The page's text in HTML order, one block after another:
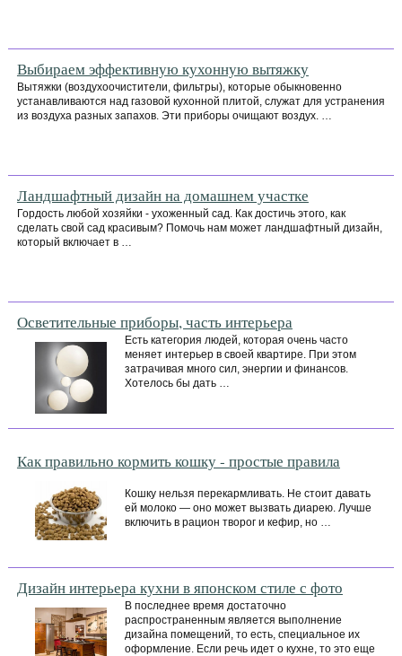
Выбираем эффективную кухонную вытяжку
Вытяжки (воздухоочистители, фильтры), которые обыкновенно
устанавливаются над газовой кухонной плитой, служат для устранения
из воздуха разных запахов. Эти приборы очищают воздух. …
Ландшафтный дизайн на домашнем участке
Гордость любой хозяйки - ухоженный сад. Как достичь этого, как
сделать свой сад красивым? Помочь нам может ландшафтный дизайн,
который включает в …
Осветительные приборы, часть интерьера
Есть категория людей, которая очень часто
меняет интерьер в своей квартире. При этом
затрачивая много сил, энергии и финансов.
Хотелось бы дать …
Как правильно кормить кошку - простые правила
Кошку нельзя перекармливать. Не стоит давать
ей молоко — оно может вызвать диарею. Лучше
включить в рацион творог и кефир, но …
Дизайн интерьера кухни в японском стиле с фото
В последнее время достаточно
распространенным является выполнение
дизайна помещений, то есть, специальное их
оформление. Если речь идет о кухне, то это еще